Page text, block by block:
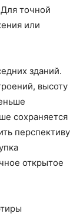
точной
или
зданий.
высоту
сохраняется
перспективу
открытое